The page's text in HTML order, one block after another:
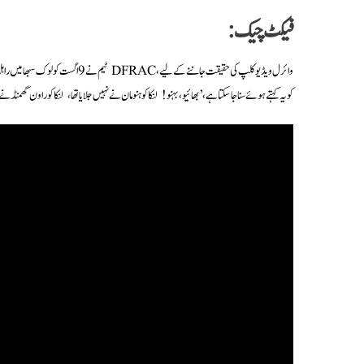
فیکٹ چیک:
کو یہ کہتے ہوئے سنا جا سکتا ہے،’بھائیو، بہنو! لنکا کو ہنومان نے نہیں جلایا تھا، لنکا کو راون